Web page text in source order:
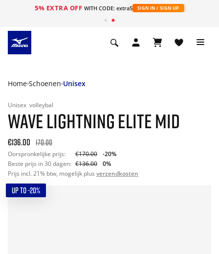
5% EXTRA OFF WITH CODE: extra5 SIGN IN / SIGN UP
Home Schoenen Unisex
Unisex volleybal
WAVE LIGHTNING ELITE MID
€136.00 170.00
Oorspronkelijke prijs: €170.00
-20%
Beste prijs in 30 dagen: €136.00
0%
Prijs incl. 21% btw, mogelijk plus verzendkosten
UP TO -20%